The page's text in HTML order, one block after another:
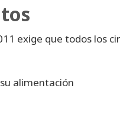
exige que todos los
alimentación